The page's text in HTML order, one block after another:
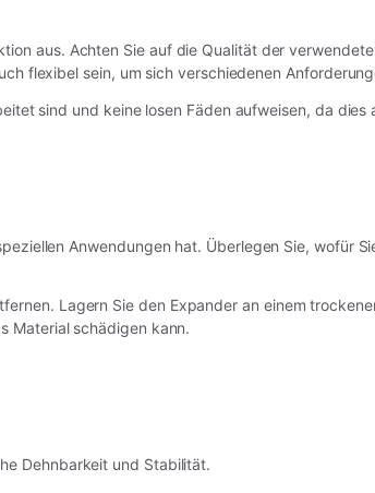
aus. Achten Sie auf die Qualität der
flexibel sein, um sich verschiedenen
sind und keine losen Fäden aufweisen, da
Anwendungen hat. Überlegen Sie, wofür
Lagern Sie den Expander an einem
Material schädigen kann.
Dehnbarkeit und Stabilität.